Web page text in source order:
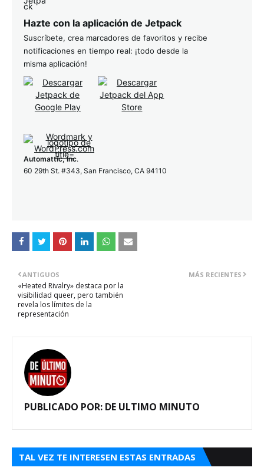
Hazte con la aplicación de Jetpack
Suscríbete, crea marcadores de favoritos y recibe
notificaciones en tiempo real: ¡todo desde la
misma aplicación!
Automattic, Inc.
60 29th St. #343, San Francisco, CA 94110
MÁS RECIENTES
ANTIGUOS
«Heated Rivalry» destaca por la
visibilidad queer, pero también
revela los límites de la
representación
PUBLICADO POR: DE ULTIMO MINUTO
TAL VEZ TE INTERESEN ESTAS ENTRADAS